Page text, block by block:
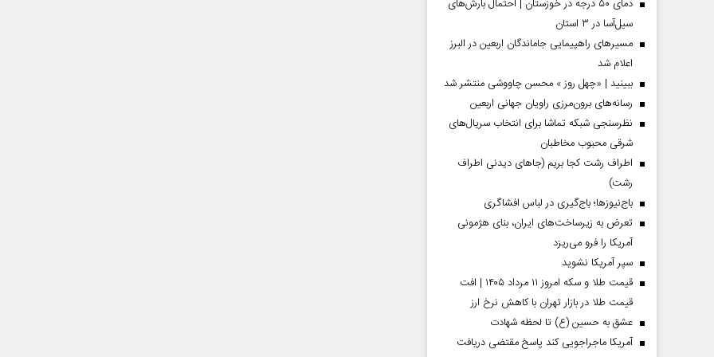
دمای ۵۰ درجه در خوزستان | احتمال بارش‌های
سیل‌آسا در ۳ استان
مسیر‌های راهپیمایی جاماندگان اربعین در البرز
اعلام شد
ببینید | «چهل روز » محسن چاووشی منتشر شد
رسانه‌های برون‌مرزی راویان جهانی اربعین
نظرسنجی شبکه تماشا برای انتخاب سریال‌های
شرقی محبوب مخاطبان
اطراف رشت کجا بریم (جاهای دیدنی اطراف
رشت)
باج‌نیوزها؛ باج‌گیری در لباس افشاگری
تعرض به زیرساخت‌های ایران، بنای هژمونی
آمریکا را فرو می‌ریزد
سپر آمریکا نشوید
قیمت طلا و سکه امروز ۱۱ مرداد ۱۴۰۵ | افت
قیمت طلا در بازار تهران با کاهش نرخ ارز
عشق به حسین (ع) تا لحظه شهادت
آمریکا ماجراجویی کند پاسخ مقتضی دریافت
صفحات نخست‌روزنامه‌ها‌ی‌چهارشنبه‌۷‌مردادماه